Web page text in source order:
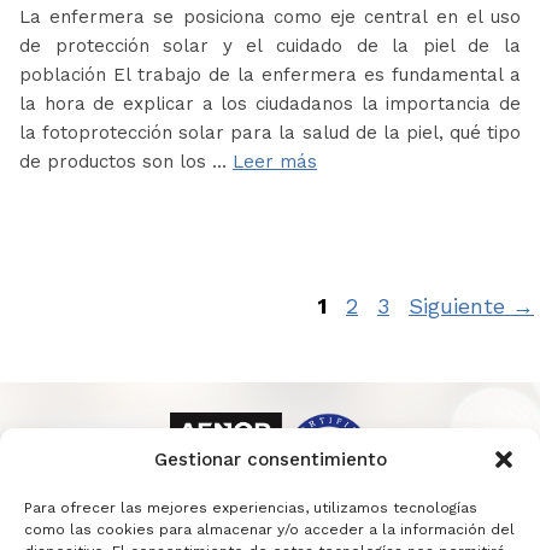
Gestionar consentimiento
Para ofrecer las mejores experiencias, utilizamos tecnologías
como las cookies para almacenar y/o acceder a la información del
La enfermera se posiciona como eje central en el uso
de protección solar y el cuidado de la piel de la
población El trabajo de la enfermera es fundamental a
la hora de explicar a los ciudadanos la importancia de
la fotoprotección solar para la salud de la piel, qué tipo
de productos son los … Leer más
Página
1 Página
2 Página
3 Siguiente →